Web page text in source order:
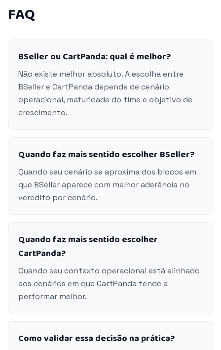
FAQ
BSeller ou CartPanda: qual é melhor?
Não existe melhor absoluto. A escolha entre
BSeller e CartPanda depende de cenário
operacional, maturidade do time e objetivo de
crescimento.
Quando faz mais sentido escolher BSeller?
Quando seu cenário se aproxima dos blocos em
que BSeller aparece com melhor aderência no
veredito por cenário.
Quando faz mais sentido escolher
CartPanda?
Quando seu contexto operacional está alinhado
aos cenários em que CartPanda tende a
performar melhor.
Como validar essa decisão na prática?